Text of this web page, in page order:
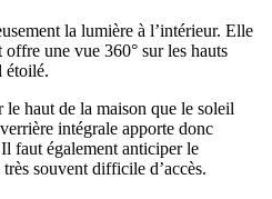
la lumière à l’intérieur. Elle
une vue 360° sur les hauts
étoilé.
le haut de la maison que le soleil
intégrale apporte donc
faut également anticiper le
souvent difficile d’accès.